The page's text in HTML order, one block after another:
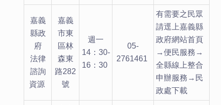
嘉義
縣政
府
法律
諮詢
資源
嘉義
市東
區林
森東
路282
號
週一
14：30-
16：30
05-
2761461
有需要之民眾
請逕上嘉義縣
政府網站首頁
→便民服務→
全縣線上整合
申辦服務→民
政處下載